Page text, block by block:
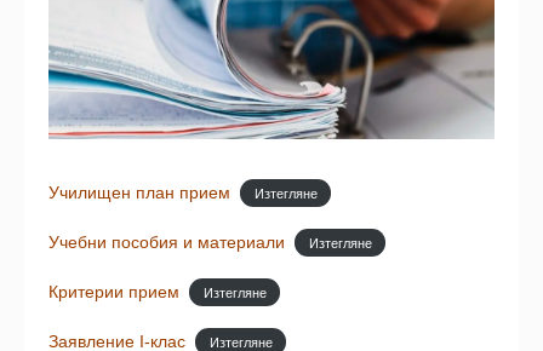
Училищен план прием Изтегляне
Учебни пособия и материали Изтегляне
Критерии прием Изтегляне
Заявление I-клас Изтегляне